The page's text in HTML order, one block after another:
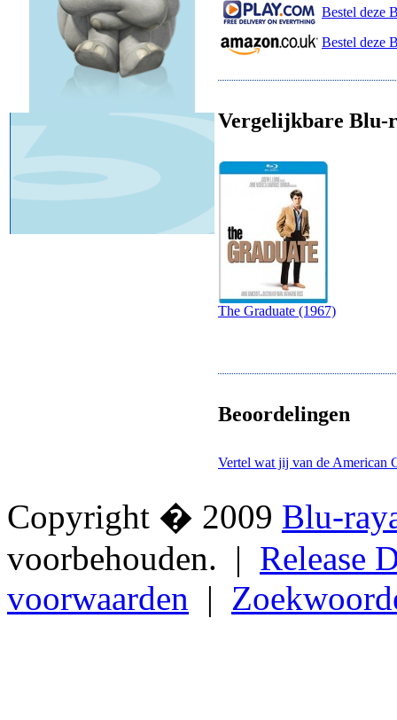
Bestel deze
Bestel deze
Vergelijkbare Blu-
The Graduate (1967)
Beoordelingen
Vertel wat jij van de American
Copyright � 2009 Blu-
voorbehouden. | Release
voorwaarden |